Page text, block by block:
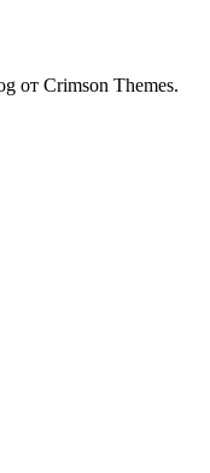
от Crimson Themes.